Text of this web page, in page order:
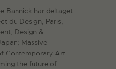
Bannick har deltaget
du Design, Paris,
Design &
Massive
Contemporary Art,
the future of